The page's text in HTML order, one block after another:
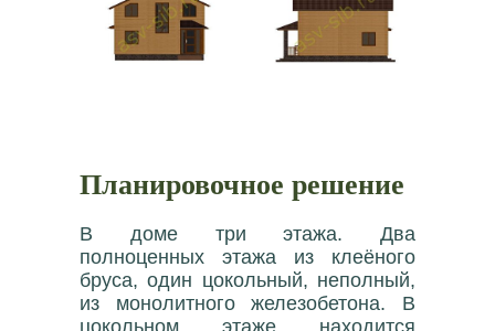
Планировочное решение
В доме три этажа. Два
полноценных этажа из клеёного
бруса, один цокольный, неполный,
из монолитного железобетона. В